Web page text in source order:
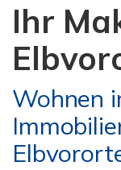
Ihr
Wohnen